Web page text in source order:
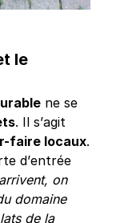
le
ne se
. Il s’agit
faire locaux.
d’entrée
on
domaine
de la